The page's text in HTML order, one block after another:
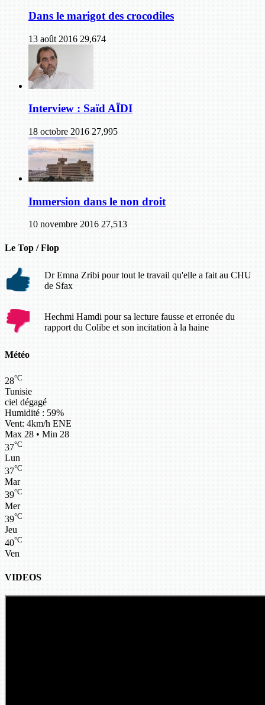
Dans le marigot des crocodiles
13 août 2016 29,674
Interview : Saïd AÏDI
18 octobre 2016 27,995
Immersion dans le non droit
10 novembre 2016 27,513
Le Top / Flop
Dr Emna Zribi pour tout le travail qu'elle a fait au CHU
de Sfax
Hechmi Hamdi pour sa lecture fausse et erronée du
rapport du Colibe et son incitation à la haine
Météo
28°C
Tunisie
ciel dégagé
Humidité : 59%
Vent: 4km/h ENE
Max 28 • Min 28
37°C
Lun
37°C
Mar
39°C
Mer
39°C
Jeu
40°C
Ven
VIDEOS